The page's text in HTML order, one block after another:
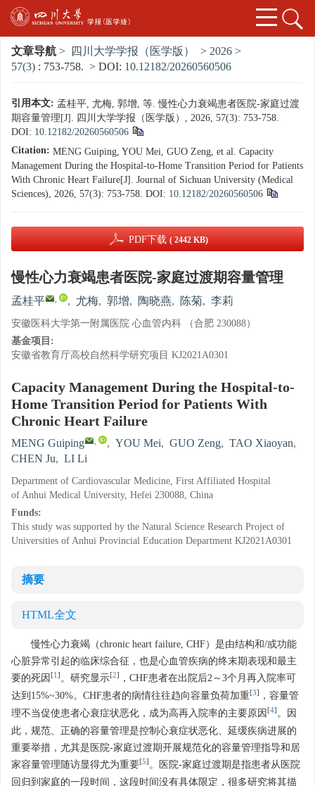
文章导航 > 四川大学学报（医学版） > 2026 >
57(3) : 753-758. > DOI: 10.12182/20260560506
引用本文: 孟桂平, 尤梅, 郭增, 等. 慢性心力衰竭患者医院-家庭过渡
期容量管理[J]. 四川大学学报（医学版）, 2026, 57(3): 753-758.
DOI: 10.12182/20260560506
Citation: MENG Guiping, YOU Mei, GUO Zeng, et al. Capacity
Management During the Hospital-to-Home Transition Period for Patients
With Chronic Heart Failure[J]. Journal of Sichuan University (Medical
Sciences), 2026, 57(3): 753-758. DOI: 10.12182/20260560506
PDF下载 ( 2442 KB)
慢性心力衰竭患者医院-家庭过渡期容量管理
孟桂平 , , 尤梅, 郭增, 陶晓燕, 陈菊, 李莉
安徽医科大学第一附属医院 心血管内科 （合肥 230088）
基金项目:
安徽省教育厅高校自然科学研究项目 KJ2021A0301
Capacity Management During the Hospital-to-
Home Transition Period for Patients With
Chronic Heart Failure
MENG Guiping , , YOU Mei, GUO Zeng, TAO Xiaoyan,
CHEN Ju, LI Li
Department of Cardiovascular Medicine, First Affiliated Hospital
of Anhui Medical University, Hefei 230088, China
Funds:
This study was supported by the Natural Science Research Project of
Universities of Anhui Provincial Education Department KJ2021A0301
摘要
HTML全文
慢性心力衰竭（chronic heart failure, CHF）是由结构和/或功能
心脏异常引起的临床综合征，也是心血管疾病的终末期表现和最主
要的死因 [1] 。研究显示[2]
，CHF患者在出院后2～3个月再入院率可
达到15%~30%。CHF患者的病情往往趋向容量负荷加重[3]
，容量管
理不当促使患者心衰症状恶化，成为高再入院率的主要原因 [4] 。因
此，规范、正确的容量管理是控制心衰症状恶化、延缓疾病进展的
重要举措，尤其是医院-家庭过渡期开展规范化的容量管理指导和居
家容量管理随访显得尤为重要[5] 。医院-家庭过渡期是指患者从医院
回归到家庭的一段时间，这段时间没有具体限定，很多研究将其描